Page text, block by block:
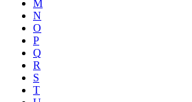
M
N
O
P
Q
R
S
T